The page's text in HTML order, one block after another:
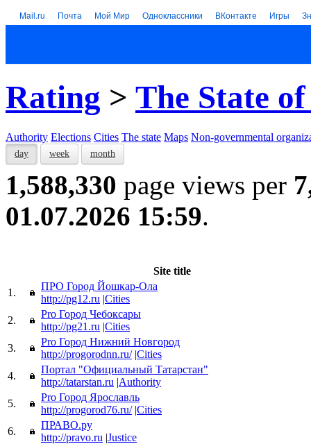
Mail.ru Почта Мой Мир Одноклассники ВКонтакте Игры
Rating > The State
Authority Elections Cities The state Maps Non-governmental
day week month
1,588,330 page views per
01.07.2026 15:59.
Site title
1.
ПРО Город Йошкар-Ола
http://pg12.ru |Cities
2.
Pro Город Чебоксары
http://pg21.ru |Cities
3.
Pro Город Нижний Новгород
http://progorodnn.ru/ |Cities
4.
Портал "Официальный Татарстан"
http://tatarstan.ru |Authority
5.
Pro Город Ярославль
http://progorod76.ru/ |Cities
6.
ПРАВО.ру
http://pravo.ru |Justice